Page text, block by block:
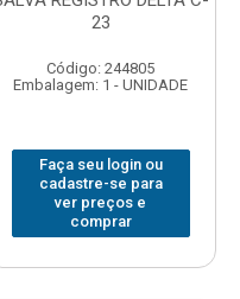
23
Código: 244805
Embalagem: 1 - UNIDADE
Faça seu login ou
cadastre-se para
ver preços e
comprar